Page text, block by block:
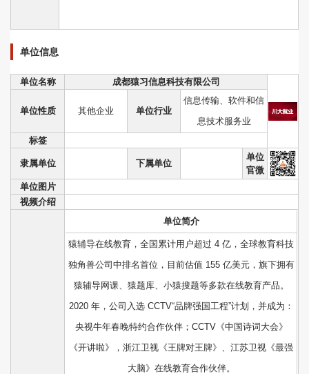
单位信息
单位名称 成都猿习信息科技有限公司
单位性质 其他企业 单位行业
信息传输、软件和信
息技术服务业
标签
隶属单位 下属单位
单位
官微
单位图片
视频介绍
单位简介
猿辅导在线教育，全国累计用户超过 4 亿，全球教育科技
独角兽公司中排名首位，目前估值 155 亿美元，旗下拥有
猿辅导网课、猿题库、小猿搜题等多款在线教育产品。
2020 年，公司入选 CCTV“品牌强国工程”计划，并成为：
央视牛年春晚特约合作伙伴；CCTV《中国诗词大会》
《开讲啦》，浙江卫视《王牌对王牌》、江苏卫视《最强
大脑》在线教育合作伙伴。